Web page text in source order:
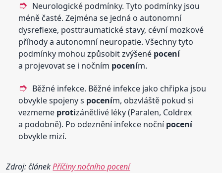
Neurologické podmínky. Tyto podmínky jsou
méně časté. Zejména se jedná o autonomní
dysreflexe, posttraumatické stavy, cévní mozkové
příhody a autonomní neuropatie. Všechny tyto
podmínky mohou způsobit zvýšené pocení
a projevovat se i nočním pocením.
Běžné infekce. Běžné infekce jako chřipka jsou
obvykle spojeny s pocením, obzvláště pokud si
vezmeme protizánětlivé léky (Paralen, Coldrex
a podobně). Po odeznění infekce nočnípocení
obvykle mizí.
Zdroj: článekPříčiny nočního pocení